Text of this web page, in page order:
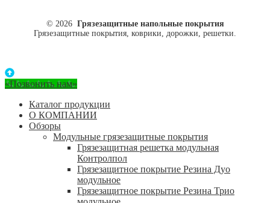
© 2026 Грязезащитные напольные покрытия
Грязезащитные покрытия, коврики, дорожки, решетки.
«Позвонить нам»
Каталог продукции
О КОМПАНИИ
Обзоры
Модульные грязезащитные покрытия
Грязезащитная решетка модульная
Контролпол
Грязезащитное покрытие Резина Дуо
модульное
Грязезащитное покрытие Резина Трио